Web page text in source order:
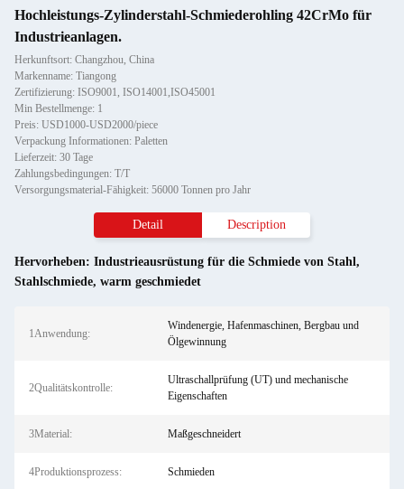
Hochleistungs-Zylinderstahl-Schmiederohling 42CrMo für
Industrieanlagen.
Herkunftsort: Changzhou, China
Markenname: Tiangong
Zertifizierung: ISO9001, ISO14001,ISO45001
Min Bestellmenge: 1
Preis: USD1000-USD2000/piece
Verpackung Informationen: Paletten
Lieferzeit: 30 Tage
Zahlungsbedingungen: T/T
Versorgungsmaterial-Fähigkeit: 56000 Tonnen pro Jahr
Detail Description
Hervorheben: Industrieausrüstung für die Schmiede von Stahl,
Stahlschmiede, warm geschmiedet
1Anwendung:
Windenergie, Hafenmaschinen, Bergbau und
Ölgewinnung
2Qualitätskontrolle:
Ultraschallprüfung (UT) und mechanische
Eigenschaften
3Material: Maßgeschneidert
4Produktionsprozess: Schmieden